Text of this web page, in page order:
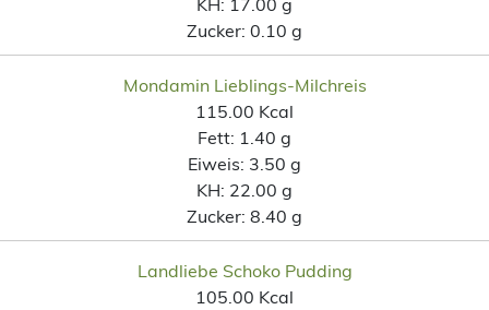
Zucker: 0.10 g
Mondamin Lieblings-Milchreis
115.00 Kcal
Fett: 1.40 g
Eiweis: 3.50 g
KH: 22.00 g
Zucker: 8.40 g
Landliebe Schoko Pudding
105.00 Kcal